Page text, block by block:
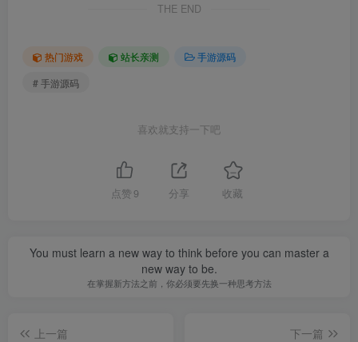
THE END
热门游戏 站长亲测
手游源码
# 手游源码
喜欢就支持一下吧
点赞 9 分享 收藏
You must learn a new way to think before you can master a
new way to be.
在掌握新方法之前，你必须要先换一种思考方法
上一篇
下一篇